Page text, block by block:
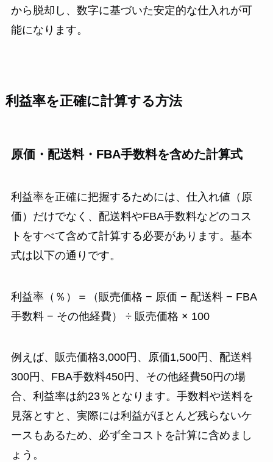
から脱却し、数字に基づいた安定的な仕入れが可
能になります。
利益率を正確に計算する方法
原価・配送料・FBA手数料を含めた計算式
利益率を正確に把握するためには、仕入れ値（原
価）だけでなく、配送料やFBA手数料などのコス
トをすべて含めて計算する必要があります。基本
式は以下の通りです。
利益率（％）＝（販売価格 − 原価 − 配送料 − FBA
手数料 − その他経費） ÷ 販売価格 × 100
例えば、販売価格3,000円、原価1,500円、配送料
300円、FBA手数料450円、その他経費50円の場
合、利益率は約23％となります。手数料や送料を
見落とすと、実際には利益がほとんど残らないケ
ースもあるため、必ず全コストを計算に含めまし
ょう。